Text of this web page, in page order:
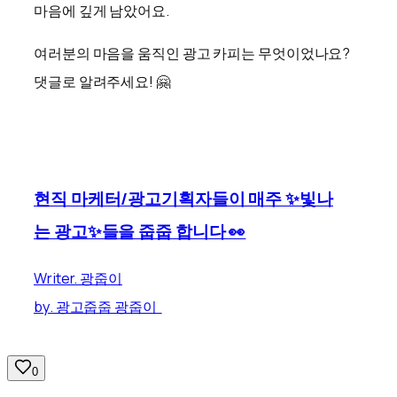
마음에 깊게 남았어요.
여러분의 마음을 움직인 광고 카피는 무엇이었나요?
댓글로 알려주세요! 🤗
현직 마케터/광고기획자들이 매주 ✨빛나
는 광고✨들을 줍줍 합니다 👀
Writer. 광줍이
by. 광고줍줍 광줍이
0